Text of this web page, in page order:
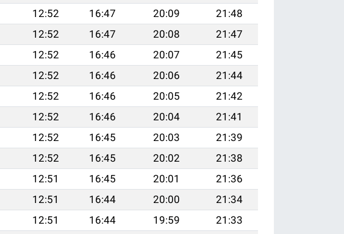
12:52 16:47 20:09
21:48
12:52 16:47 20:08
21:47
12:52 16:46 20:07
21:45
12:52 16:46 20:06
21:44
12:52 16:46 20:05
21:42
12:52 16:46 20:04
21:41
12:52 16:45 20:03
21:39
12:52 16:45 20:02
21:38
12:51 16:45 20:01
21:36
12:51 16:44 20:00
21:34
12:51 16:44 19:59
21:33